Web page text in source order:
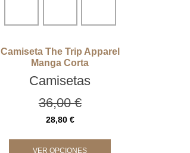
Camiseta The Trip Apparel
Manga Corta
Camisetas
36,00€
28,80 €
VER OPCIONES